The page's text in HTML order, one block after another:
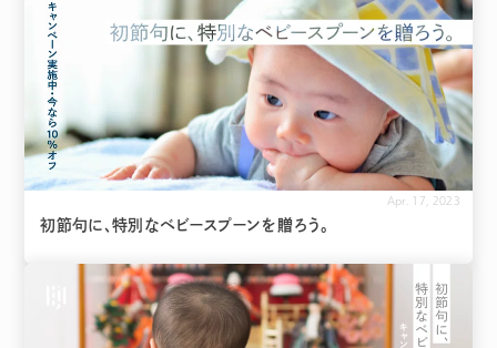
Apr. 17, 2023
初節句に、特別なベビースプーンを贈ろう。